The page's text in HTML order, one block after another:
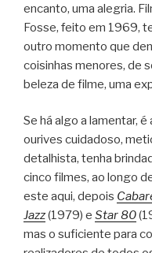
encanto, uma alegria.
Fosse, feito em 1969,
outro momento que
coisinhas menores, de
beleza de filme, uma
Se há algo a lamentar,
ourives cuidadoso,
detalhista, tenha
cinco filmes, ao longo
este aqui, depois
Jazz(1979) e Star 80
mas o suficiente para